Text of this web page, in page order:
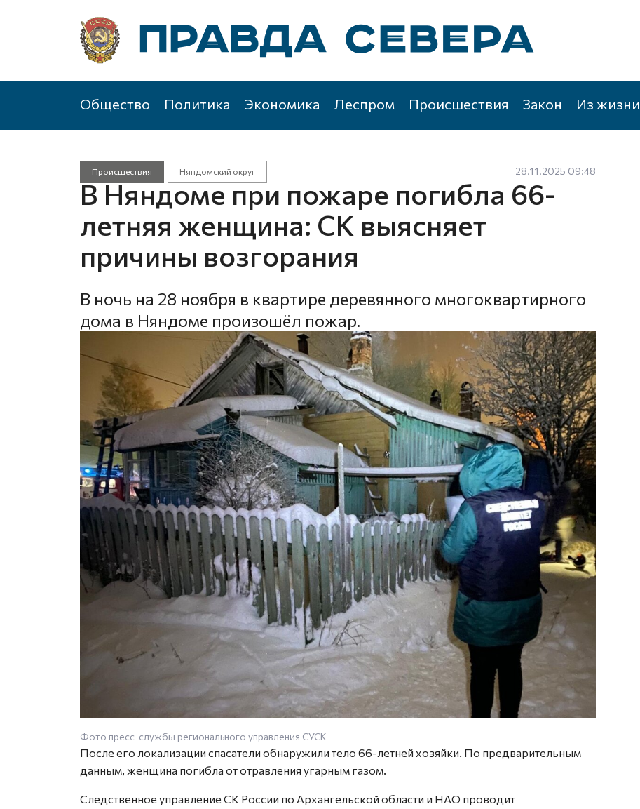
Общество Политика Экономика Леспром Происшествия Закон Из жизни
Происшествия Няндомский округ 28.11.2025 09:48
В Няндоме при пожаре погибла 66-
летняя женщина: СК выясняет
причины возгорания
В ночь на 28 ноября в квартире деревянного многоквартирного
дома в Няндоме произошёл пожар.
Фото пресс-службы регионального управления СУСК
После его локализации спасатели обнаружили тело 66-летней хозяйки. По предварительным
данным, женщина погибла от отравления угарным газом.
Следственное управление СК России по Архангельской области и НАО проводит